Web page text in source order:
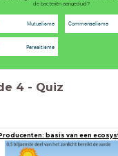
de bacteriën aangeduid?
Mutualisme Commensalisme
Parasitisme
4 - Quiz
basis van een